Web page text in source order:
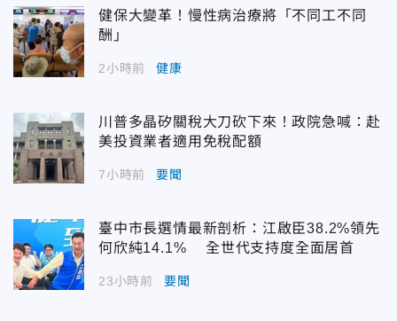
健保大變革！慢性病治療將「不同工不同
酬」
2小時前 健康
川普多晶矽關稅大刀砍下來！政院急喊：赴
美投資業者適用免稅配額
7小時前 要聞
臺中市長選情最新剖析：江啟臣38.2%領先
何欣純14.1% 全世代支持度全面居首
23小時前 要聞